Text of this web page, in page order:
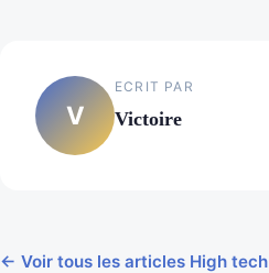
V
ECRIT PAR
Victoire
← Voir tous les articles High tech